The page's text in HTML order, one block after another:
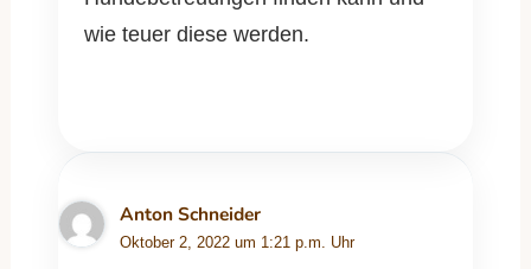
wie teuer diese werden.
Anton Schneider
Oktober 2, 2022 um 1:21 p.m. Uhr